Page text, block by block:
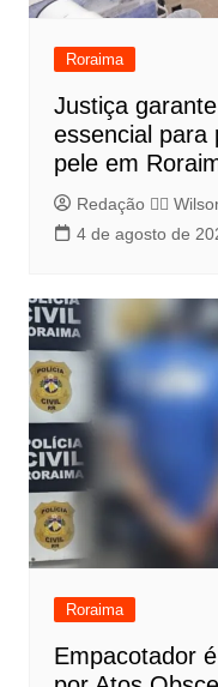
Roraima
Justiça
essencial para
pele em
Redação 👨‍⚖️​
4 de agosto de
Roraima
Empacotador